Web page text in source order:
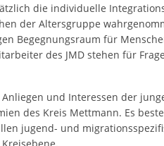
die individuelle
der Altersgruppe
Begegnungsraum für
des JMD stehen für
und Interessen der
des Kreis Mettmann. Es
jugend- und